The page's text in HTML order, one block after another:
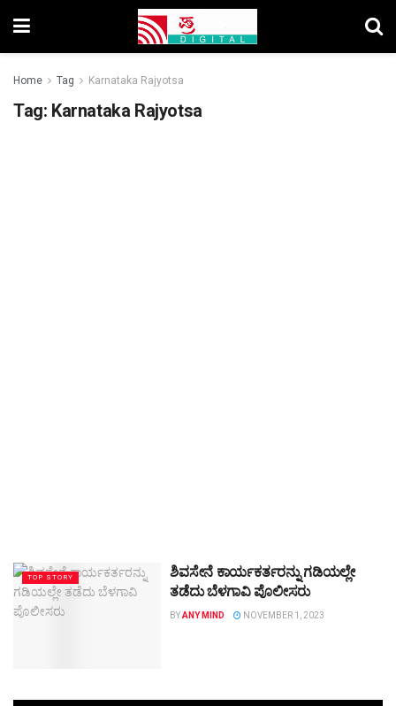
Home Tag Karnataka Rajyotsa
Tag: Karnataka Rajyotsa
TOP STORY
ಶಿವಸೇನೆ ಕಾರ್ಯಕರ್ತರನ್ನು ಗಡಿಯಲ್ಲೇ
ತಡೆದು ಬೆಳಗಾವಿ ಪೊಲೀಸರು
BYANY MIND NOVEMBER 1, 2023